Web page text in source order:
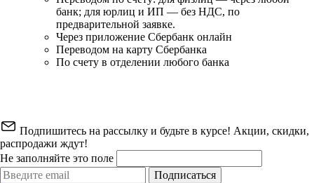
банк; для юрлиц и ИП — без НДС, по
предварительной заявке.
Через приложение Сбербанк онлайн
Переводом на карту Сбербанка
По счету в отделении любого банка
Подпишитесь на рассылку и будьте в курсе! Акции, скидки,
распродажи ждут!
Не заполняйте это поле
Подписаться